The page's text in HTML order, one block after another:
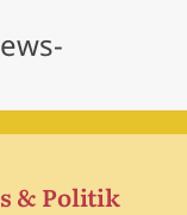
& Politik